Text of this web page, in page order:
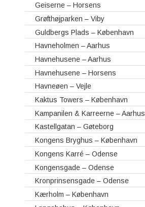
Geiserne – Horsens
Grøfthøjparken – Viby
Guldbergs Plads – København
Havneholmen – Aarhus
Havnehusene – Aarhus
Havnehusene – Horsens
Havneøen – Vejle
Kaktus Towers – København
Kampanilen & Karreerne – Aarhus
Kastellgatan – Gøteborg
Kongens Bryghus – København
Kongens Karré – Odense
Kongensgade – Odense
Kronprinsensgade – Odense
Kærholm – København